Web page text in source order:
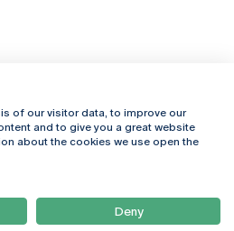
Campus Online
Webmail
Como Chegar
Newsletter
of our visitor data, to improve our
and to give you a great website
about the cookies we use open the
Deny